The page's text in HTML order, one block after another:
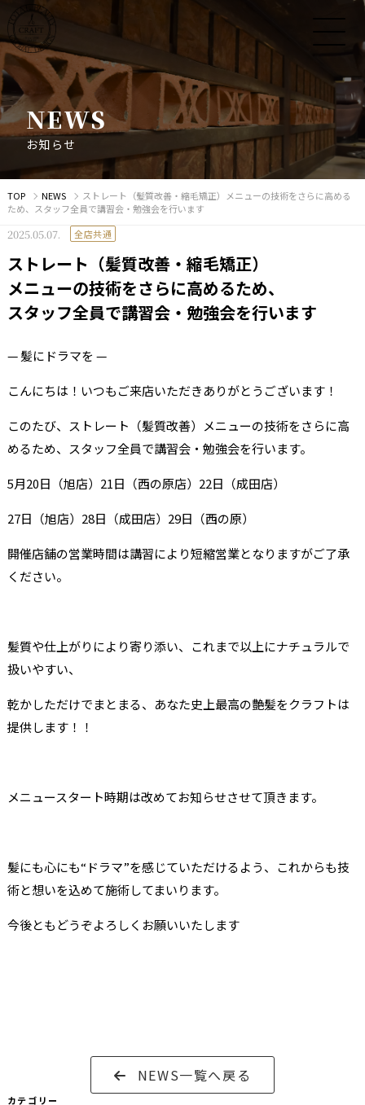
NEWS
お知 ら せ
TOP NEWS
ストレート（髪質改善・縮毛矯正）メニューの技術をさらに高める
ため、スタッフ全員で講習会・勉強会を行います
2025.05.07. 全店共通
ストレート（髪質改善・縮毛矯正）
メニューの技術をさらに高めるため、
スタッフ全員で講習会・勉強会を行います
— 髪にドラマを —
こんにちは！いつもご来店いただきありがとうございます！
このたび、ストレート（髪質改善）メニューの技術をさらに高
めるため、スタッフ全員で講習会・勉強会を行います。
5月20日（旭店）21日（西の原店）22日（成田店）
27日（旭店）28日（成田店）29日（西の原）
開催店舗の営業時間は講習により短縮営業となりますがご了承
ください。
髪質や仕上がりにより寄り添い、これまで以上にナチュラルで
扱いやすい、
乾かしただけでまとまる、あなた史上最高の艶髪をクラフトは
提供します！！
メニュースタート時期は改めてお知らせさせて頂きます。
髪にも心にも“ドラマ”を感じていただけるよう、これからも技
術と想いを込めて施術してまいります。
今後ともどうぞよろしくお願いいたします
NEWS一覧へ戻る
カテゴリー